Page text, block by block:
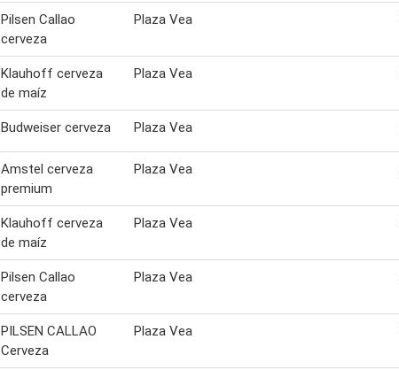
Pilsen Callao
cerveza
Plaza Vea
Klauhoff cerveza
de maíz
Plaza Vea
Budweiser cerveza Plaza Vea
Amstel cerveza
premium
Plaza Vea
Klauhoff cerveza
de maíz
Plaza Vea
Pilsen Callao
cerveza
Plaza Vea
PILSEN CALLAO
Cerveza
Plaza Vea